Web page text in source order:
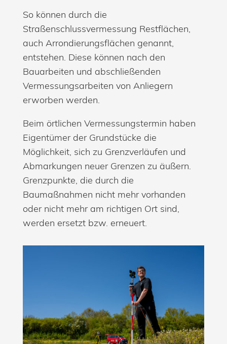
So können durch die
Straßenschlussvermessung Restflächen,
auch Arrondierungsflächen genannt,
entstehen. Diese können nach den
Bauarbeiten und abschließenden
Vermessungsarbeiten von Anliegern
erworben werden.
Beim örtlichen Vermessungstermin haben
Eigentümer der Grundstücke die
Möglichkeit, sich zu Grenzverläufen und
Abmarkungen neuer Grenzen zu äußern.
Grenzpunkte, die durch die
Baumaßnahmen nicht mehr vorhanden
oder nicht mehr am richtigen Ort sind,
werden ersetzt bzw. erneuert.